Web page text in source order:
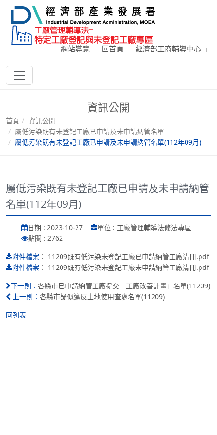
網站導覽 回首頁 經濟部工商輔導中心
資訊公開
首頁
資訊公開
屬低污染既有未登記工廠已申請及未申請納管名單
屬低污染既有未登記工廠已申請及未申請納管名單(112年09月)
屬低污染既有未登記工廠已申請及未申請納管
名單(112年09月)
日期 : 2023-10-27
單位 : 工廠管理輔導法修法專區
點閱 : 2762
附件檔案 ： 11209既有低污染未登記工廠已申請納管工廠清冊.pdf
附件檔案 ： 11209既有低污染未登記工廠未申請納管工廠清冊.pdf
下一則： 各縣市已申請納管工廠提交「工廠改善計畫」名單(11209)
上一則： 各縣市疑似違反土地使用查處名單(11209)
回列表